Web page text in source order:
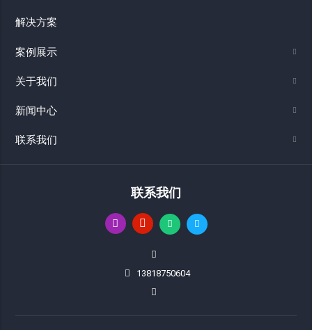
解决方案
案例展示
关于我们
新闻中心
联系我们
联系我们
13818750604